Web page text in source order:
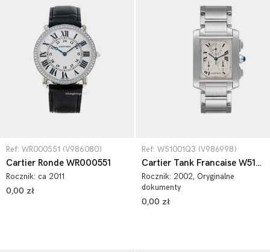
Ref: WR000551 (V986080)
Cartier Ronde WR000551
Rocznik: ca 2011
0,00 zł
Ref: W51001Q3 (V986998)
Cartier Tank Francaise W51001Q3
Rocznik: 2002, Oryginalne
dokumenty
0,00 zł